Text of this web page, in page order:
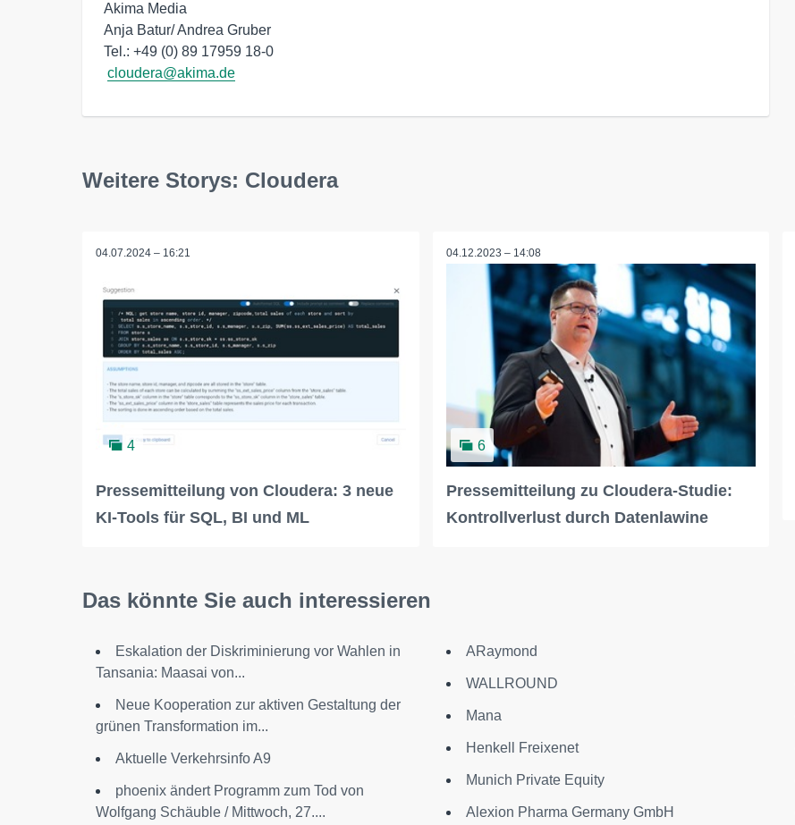
Akima Media
Anja Batur/ Andrea Gruber
Tel.: +49 (0) 89 17959 18-0
cloudera@akima.de
Weitere Storys: Cloudera
04.07.2024 – 16:21
4
Pressemitteilung von Cloudera: 3 neue
KI-Tools für SQL, BI und ML
04.12.2023 – 14:08
6
Pressemitteilung zu Cloudera-Studie:
Kontrollverlust durch Datenlawine
Das könnte Sie auch interessieren
Eskalation der Diskriminierung vor Wahlen in
Tansania: Maasai von...
Neue Kooperation zur aktiven Gestaltung der
grünen Transformation im...
Aktuelle Verkehrsinfo A9
phoenix ändert Programm zum Tod von
Wolfgang Schäuble / Mittwoch, 27....
ARaymond
WALLROUND
Mana
Henkell Freixenet
Munich Private Equity
Alexion Pharma Germany GmbH